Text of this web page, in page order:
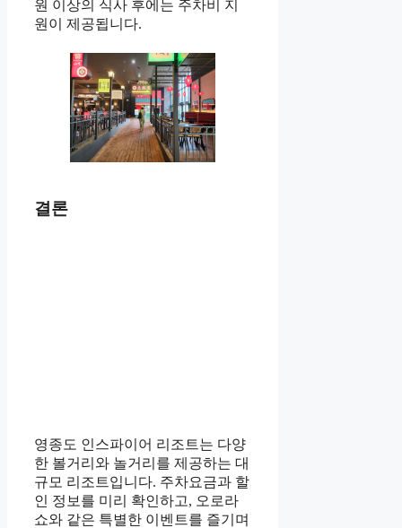
원 이상의 식사 후에는 주차비 지
원이 제공됩니다.
결론
영종도 인스파이어 리조트는 다양
한 볼거리와 놀거리를 제공하는 대
규모 리조트입니다. 주차요금과 할
인 정보를 미리 확인하고, 오로라
쇼와 같은 특별한 이벤트를 즐기며